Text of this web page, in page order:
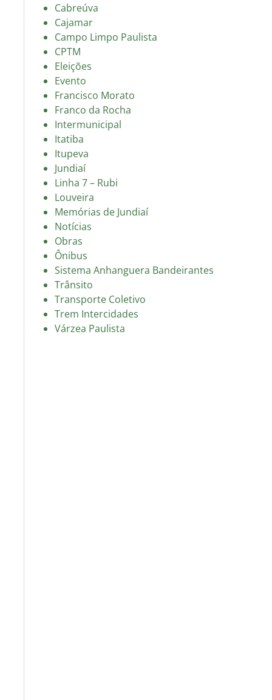
Cabreúva
Cajamar
Campo Limpo Paulista
CPTM
Eleições
Evento
Francisco Morato
Franco da Rocha
Intermunicipal
Itatiba
Itupeva
Jundiaí
Linha 7 – Rubi
Louveira
Memórias de Jundiaí
Notícias
Obras
Ônibus
Sistema Anhanguera Bandeirantes
Trânsito
Transporte Coletivo
Trem Intercidades
Várzea Paulista